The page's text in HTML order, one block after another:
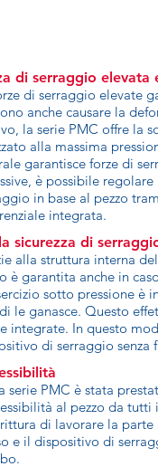
di serraggio elevata
di serraggio elevate
anche causare la
la serie PMC offre la
alla massima
garantisce forze di
è possibile
in base al pezzo
integrata.
sicurezza di
alla struttura interna
è garantita anche in
sotto pressione è
le ganasce. Questo
integrate. In questo
di serraggio senza
serie PMC è stata
al pezzo da
di lavorare la parte
e il dispositivo di